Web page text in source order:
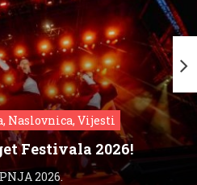
Naslovnica, Vijesti
Festivala 2026!
2026.